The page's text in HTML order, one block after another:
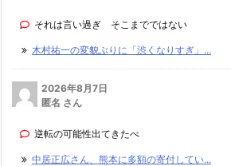
それは言い過ぎ そこまでではない
木村祐一の変貌ぶりに「渋くなりすぎ」...
2026年8月7日
匿名 さん
逆転の可能性出てきたべ
中居正広さん、熊本に多額の寄付してい...